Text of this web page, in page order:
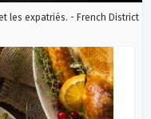
les expatriés. - French District